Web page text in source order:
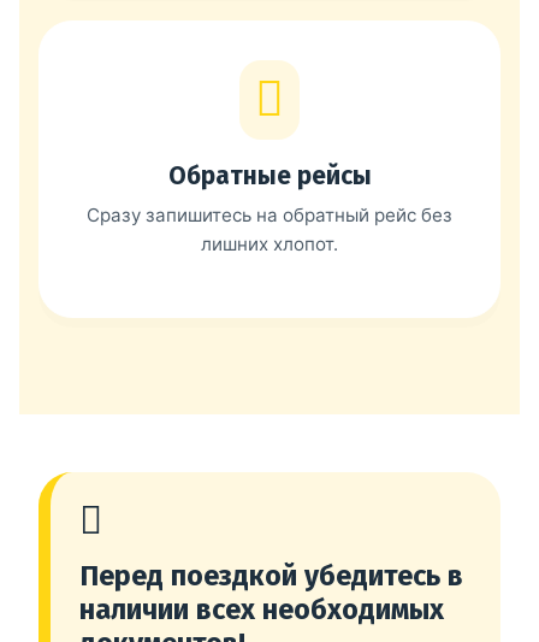
Обратные рейсы
Сразу запишитесь на обратный рейс без
лишних хлопот.
Перед поездкой убедитесь в
наличии всех необходимых